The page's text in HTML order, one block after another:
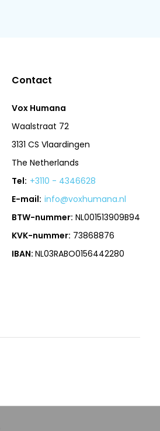
Contact
Vox Humana
Waalstraat 72
3131 CS Vlaardingen
The Netherlands
Tel: +3110 - 4346628
E-mail: info@voxhumana.nl
BTW-nummer: NL001513909B94
KVK-nummer: 73868876
IBAN:NL03RABO0156442280